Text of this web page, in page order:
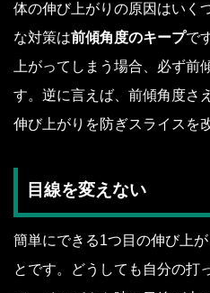
体の伸び上がりの原因はいく
な対策は前傾角度のキープで
上がってしまう場合、必ず前
す。逆に言えば、前傾角度さ
伸び上がりを防ぎスライスを
目線を変えない
簡単にできる1つ目の伸び上
とです。どうしても自分の打